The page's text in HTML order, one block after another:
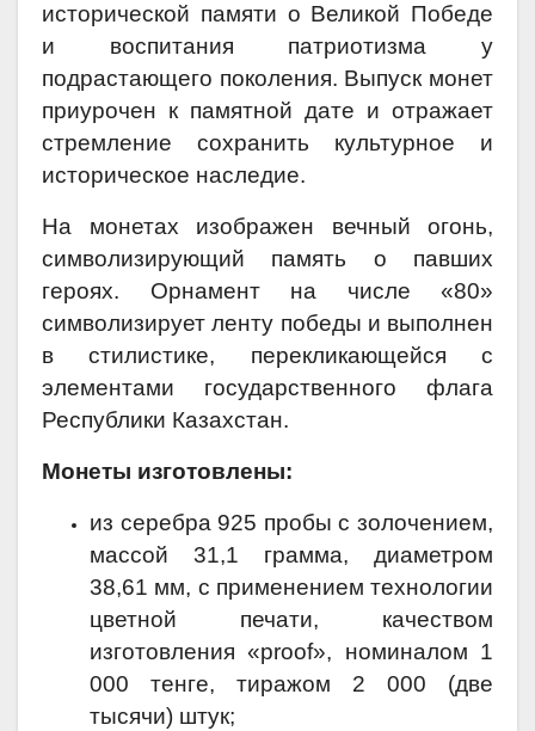
исторической памяти о Великой Победе
и воспитания патриотизма у
подрастающего поколения. Выпуск монет
приурочен к памятной дате и отражает
стремление сохранить культурное и
историческое наследие.
На монетах изображен вечный огонь,
символизирующий память о павших
героях. Орнамент на числе «80»
символизирует ленту победы и выполнен
в стилистике, перекликающейся с
элементами государственного флага
Республики Казахстан.
Монеты изготовлены:
из серебра 925 пробы с золочением,
массой 31,1 грамма, диаметром
38,61 мм, с применением технологии
цветной печати, качеством
изготовления «proof», номиналом 1
000 тенге, тиражом 2 000 (две
тысячи) штук;